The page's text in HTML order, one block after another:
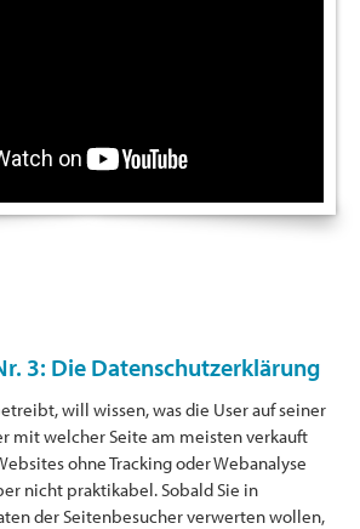
3: Die Datenschutzerklärung
will wissen, was die User auf seiner
mit welcher Seite am meisten verkauft
ohne Tracking oder Webanalyse
nicht praktikabel. Sobald Sie in
der Seitenbesucher verwerten wollen,